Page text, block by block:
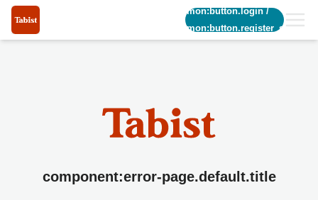
common:button.login/
common:button.register_short
component:error-page.default.title